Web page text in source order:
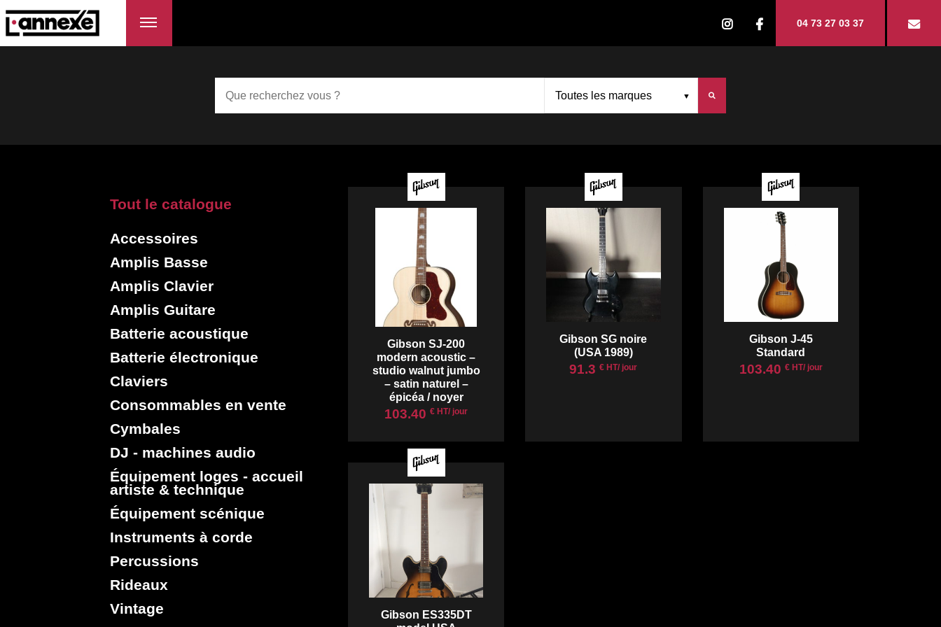
04 73 27 03 37
Tout le catalogue
Accessoires
Amplis Basse
Amplis Clavier
Amplis Guitare
Batterie acoustique
Batterie électronique
Claviers
Consommables en vente
Cymbales
DJ - machines audio
Équipement loges - accueil
artiste & technique
Équipement scénique
Instruments à corde
Percussions
Rideaux
Vintage
Gibson SJ-200
modern acoustic –
studio walnut jumbo
– satin naturel –
épicéa / noyer
103.40€ HT/ jour
Gibson SG noire
(USA 1989)
91.3€ HT/ jour
Gibson J-45
Standard
103.40 € HT/ jour
Gibson ES335DT